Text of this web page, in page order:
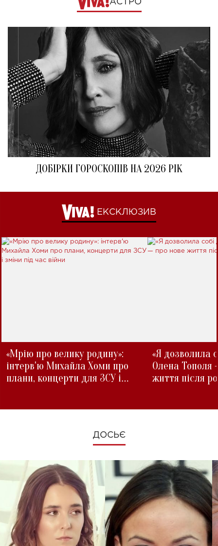
АСТРО
ДОБІРКИ ГОРОСКОПІВ НА 2026 РІК
ЕКСКЛЮЗИВ
«Мрію про велику родину»:
інтерв'ю Михайла Хоми про
плани, концерти для ЗСУ і
«Я дозволила
Олена Тополя
життя після
ДОСЬЄ